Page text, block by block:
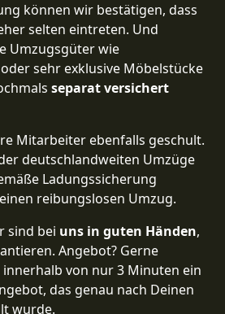
können wir bestätigen, dass
selten eintreten. Und
Umzugsgüter wie
sehr exklusive Möbelstücke
separat versichert
Mitarbeiter ebenfalls geschult.
deutschlandweiten Umzüge
Ladungssicherung
reibungslosen Umzug.
sind bei uns in guten Händen,
Angebot? Gerne
von nur 3 Minuten ein
das genau nach Deinen
wurde.